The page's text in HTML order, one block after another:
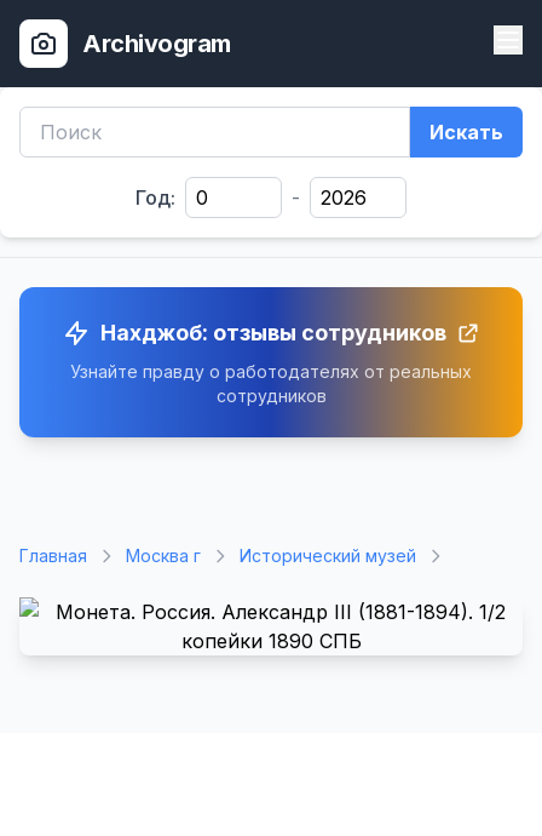
Archivogram
Искать
Год: -
Нахджоб: отзывы сотрудников
Узнайте правду о работодателях от реальных
сотрудников
Главная Москва г Исторический музей